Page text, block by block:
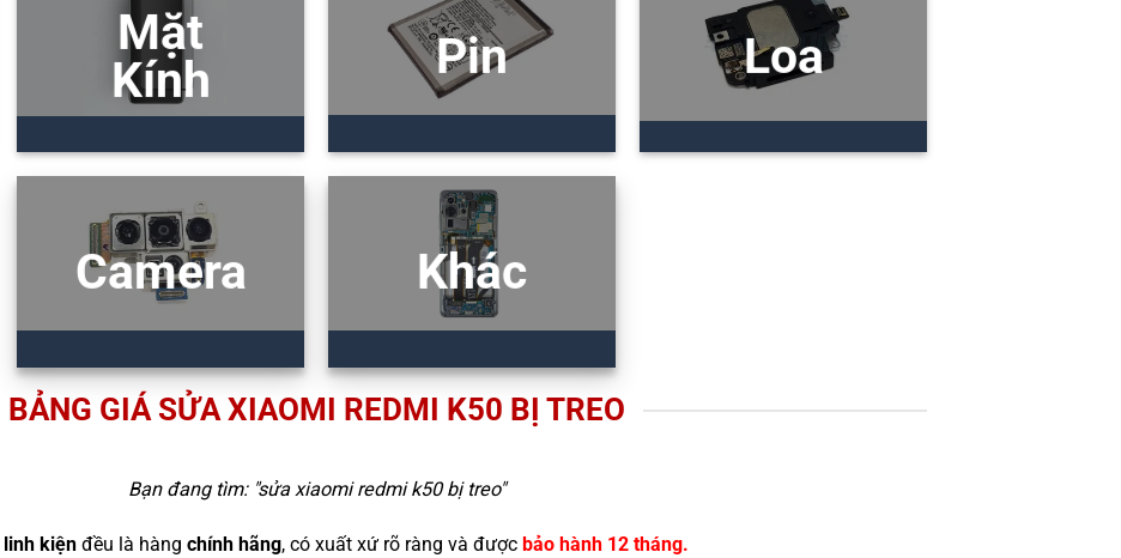
Mặt
Kính
Pin Loa
Camera Khác
BẢNG GIÁ SỬA XIAOMI REDMI K50 BỊ TREO
Bạn đang tìm: "sửa xiaomi redmi k50 bị treo"
linh kiệnđều là hàng chính hãng, có xuất xứ rõ ràng và được bảo hành 12 tháng.